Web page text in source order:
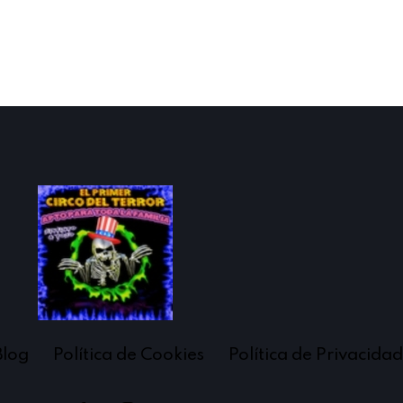
Política de Cookies Política de Privacidad